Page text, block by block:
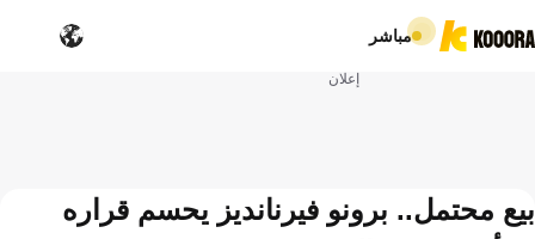
مباشر
إعلان
بيع محتمل.. برونو فيرنانديز يحسم قراره